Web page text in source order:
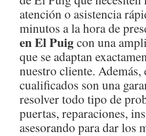
atención o asistencia
minutos a la hora de
en El Puigcon una
que se adaptan
nuestro cliente.
cualificados son una
resolver todo tipo de
puertas, reparaciones,
asesorando para dar los